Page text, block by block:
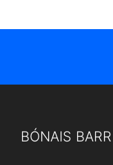
BÓNAIS BARR